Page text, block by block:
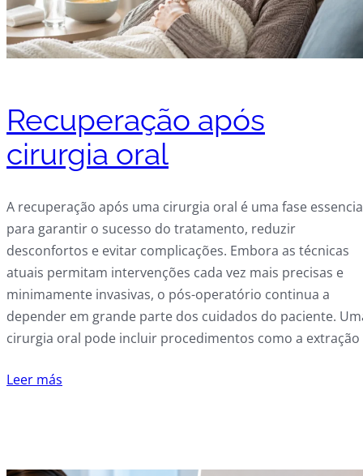
Recuperação após
cirurgia oral
A recuperação após uma cirurgia oral é uma fase
para garantir o sucesso do tratamento, reduzir
desconfortos e evitar complicações. Embora as técnicas
atuais permitam intervenções cada vez mais precisas e
minimamente invasivas, o pós-operatório continua a
depender em grande parte dos cuidados do paciente.
cirurgia oral pode incluir procedimentos como a extração
Leer más